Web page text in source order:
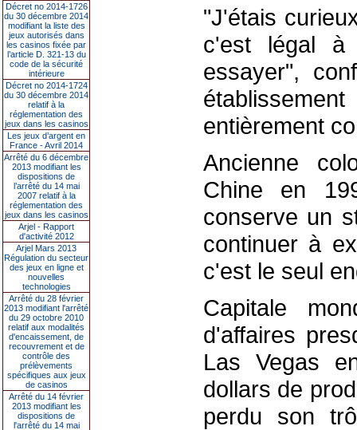
Décret no 2014-1726
du 30 décembre 2014
modifiant la liste des
jeux autorisés dans
les casinos fixée par
l’article D. 321-13 du
code de la sécurité
intérieure
Décret no 2014-1724
du 30 décembre 2014
relatif à la
réglementation des
jeux dans les casinos
Les jeux d’argent en
France - Avril 2014
Arrêté du 6 décembre
2013 modifiant les
dispositions de
l’arrêté du 14 mai
2007 relatif à la
réglementation des
jeux dans les casinos
Arjel - Rapport
d'activité 2012
Arjel Mars 2013
Régulation du secteur
des jeux en ligne et
nouvelles
technologies
Arrêté du 28 février
2013 modifiant l'arrêté
du 29 octobre 2010
relatif aux modalités
d'encaissement, de
recouvrement et de
contrôle des
prélèvements
spécifiques aux jeux
de casinos
Arrêté du 14 février
2013 modifiant les
dispositions de
l'arrêté du 14 mai
"J'étais
c'est légal
essayer",
entièrement
Ancienne
Chine en
conserve un
continuer à
c'est le seul
Capitale
d'affaires
Las Vegas
dollars de
perdu son